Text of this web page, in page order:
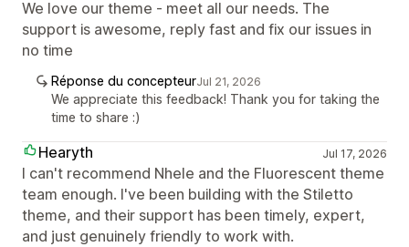
We love our theme - meet all our needs. The
support is awesome, reply fast and fix our issues in
no time
Réponse du concepteurJul 21, 2026
We appreciate this feedback! Thank you for taking the
time to share :)
Hearyth Jul 17, 2026
I can't recommend Nhele and the Fluorescent theme
team enough. I've been building with the Stiletto
theme, and their support has been timely, expert,
and just genuinely friendly to work with.